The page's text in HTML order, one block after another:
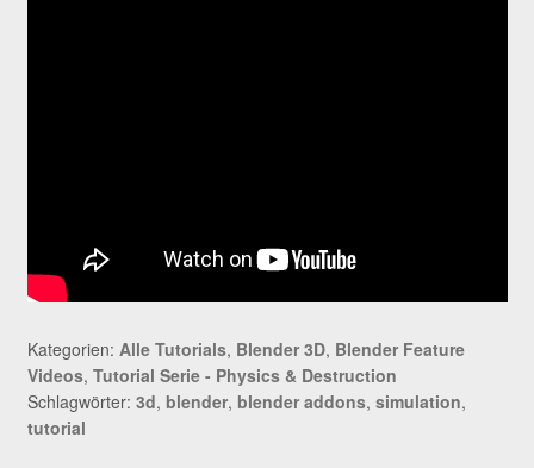
Kategorien: Alle Tutorials, Blender 3D, Blender Feature
Videos, Tutorial Serie - Physics & Destruction
Schlagwörter: 3d, blender, blender addons, simulation,
tutorial